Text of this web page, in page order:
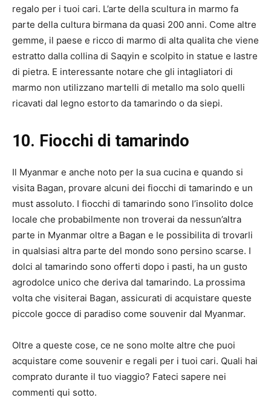
regalo per i tuoi cari. L’arte della scultura in marmo fa
parte della cultura birmana da quasi 200 anni. Come altre
gemme, il paese e ricco di marmo di alta qualita che viene
estratto dalla collina di Saqyin e scolpito in statue e lastre
di pietra. E interessante notare che gli intagliatori di
marmo non utilizzano martelli di metallo ma solo quelli
ricavati dal legno estorto da tamarindo o da siepi.
10. Fiocchi di tamarindo
Il Myanmar e anche noto per la sua cucina e quando si
visita Bagan, provare alcuni dei fiocchi di tamarindo e un
must assoluto. I fiocchi di tamarindo sono l’insolito dolce
locale che probabilmente non troverai da nessun’altra
parte in Myanmar oltre a Bagan e le possibilita di trovarli
in qualsiasi altra parte del mondo sono persino scarse. I
dolci al tamarindo sono offerti dopo i pasti, ha un gusto
agrodolce unico che deriva dal tamarindo. La prossima
volta che visiterai Bagan, assicurati di acquistare queste
piccole gocce di paradiso come souvenir dal Myanmar.
Oltre a queste cose, ce ne sono molte altre che puoi
acquistare come souvenir e regali per i tuoi cari. Quali hai
comprato durante il tuo viaggio? Fateci sapere nei
commenti qui sotto.